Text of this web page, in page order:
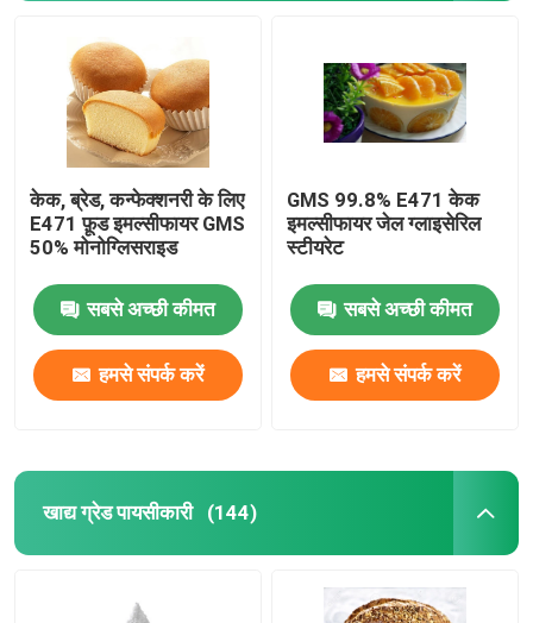
ईपीई फोम एडिटिव
एंटीस्टैटिक एडिटिव
केक, ब्रेड, कन्फेक्शनरी के लिए
E471 फ़ूड इमल्सीफायर GMS
50% मोनोग्लिसराइड
सबसे अच्छी कीमत
हमसे संपर्क करें
GMS 99.8% E471 केक
इमल्सीफायर जेल ग्लाइसेरिल
स्टीयरेट
सबसे अच्छी कीमत
हमसे संपर्क करें
खाद्य ग्रेड पायसीकारी (144)